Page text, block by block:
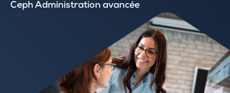
Ceph Administration avancée